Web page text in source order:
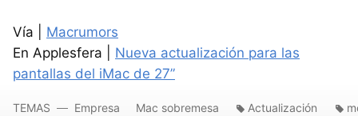
Vía | Macrumors
En Applesfera | Nueva actualización para las
pantallas del iMac de 27”
TEMAS Empresa Mac sobremesa Actualización